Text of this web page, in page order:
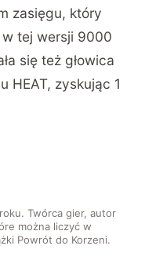
zasięgu, który
tej wersji 9000
się też głowica
HEAT, zyskując 1
Twórca gier, autor
można liczyć w
Powrót do Korzeni.